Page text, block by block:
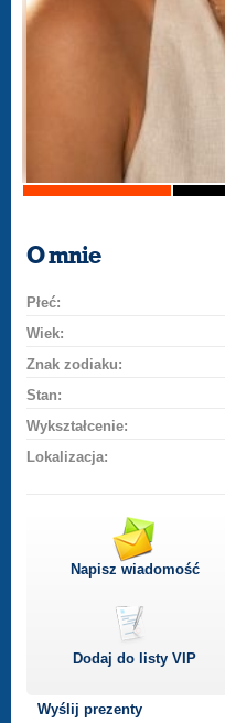
O mnie
Płeć:
Wiek:
Znak zodiaku:
Stan:
Wykształcenie:
Lokalizacja:
Napisz wiadomość
Dodaj do listyVIP
Wyślij prezenty